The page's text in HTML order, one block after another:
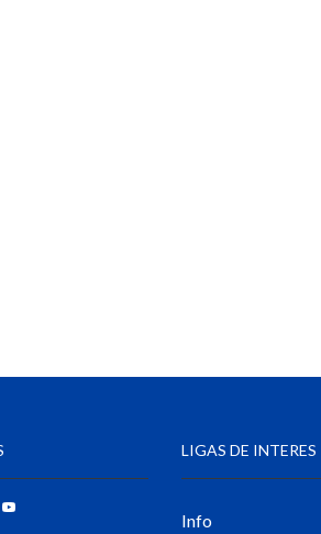
LIGAS DE INTERES
Info